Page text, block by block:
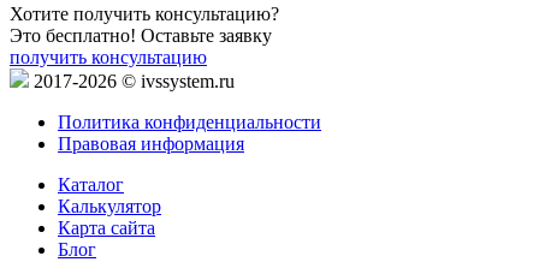
Хотите получить консультацию?
Это бесплатно! Оставьте заявку
получить консультацию
2017-2026 © ivssystem.ru
Политика конфиденциальности
Правовая информация
Каталог
Калькулятор
Карта сайта
Блог